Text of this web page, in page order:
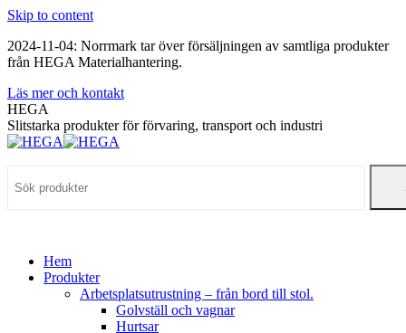
Skip to content
2024-11-04: Norrmark tar över försäljningen av samtliga produkter
från HEGA Materialhantering.
Läs mer och kontakt
HEGA
Slitstarka produkter för förvaring, transport och industri
Hem
Produkter
Arbetsplatsutrustning – från bord till stol.
Golvställ och vagnar
Hurtsar